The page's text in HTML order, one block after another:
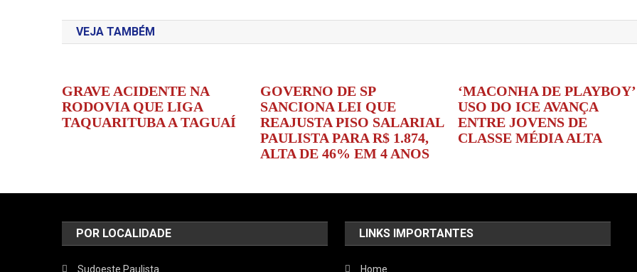
de
Post
VEJA TAMBÉM
GRAVE ACIDENTE NA
RODOVIA QUE LIGA
TAQUARITUBA A TAGUAÍ
GOVERNO DE SP
SANCIONA LEI QUE
REAJUSTA PISO SALARIAL
PAULISTA PARA R$ 1.874,
ALTA DE 46% EM 4 ANOS
‘MACONHA DE
USO DO ICE AVANÇA
ENTRE JOVENS DE
CLASSE MÉDIA ALTA
POR LOCALIDADE
Sudoeste Paulista
LINKS IMPORTANTES
Home